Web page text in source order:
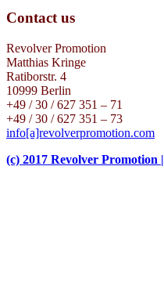
Contact us
Revolver Promotion
Matthias Kringe
Ratiborstr. 4
10999 Berlin
+49 / 30 / 627 351 – 71
+49 / 30 / 627 351 – 73
info[a]revolverpromotion.com
(c) 2017 Revolver Promotion |